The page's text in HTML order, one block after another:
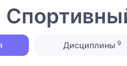
Дисциплины9